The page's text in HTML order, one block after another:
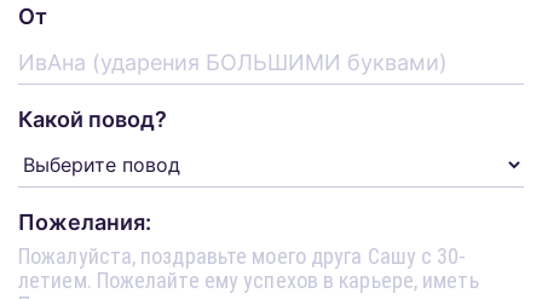
От
Какой повод?
Пожелания: